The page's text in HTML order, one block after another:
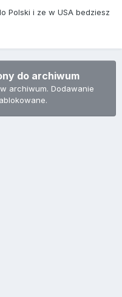
Polski i ze w USA bedziesz
do archiwum
archiwum. Dodawanie